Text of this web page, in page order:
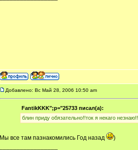
Добавлено: Вс Май 28, 2006 10:50 am
FantikKKK";p="25733 писал(а):
блин приду обязательно!!ток я некаго
Мы все там пазнакомились Год назад
)